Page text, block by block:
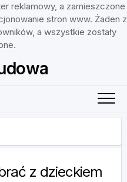
reklamowy, a zamieszczone
stron www. Żaden z
a wszystkie zostały
z dzieckiem